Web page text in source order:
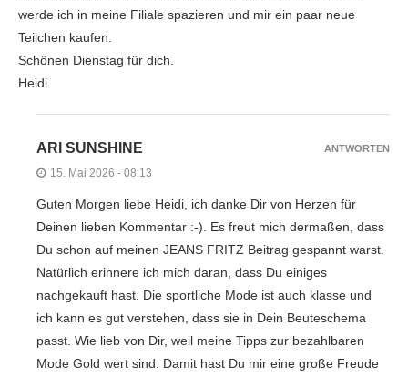
werde ich in meine Filiale spazieren und mir ein paar neue
Teilchen kaufen.
Schönen Dienstag für dich.
Heidi
ARI SUNSHINE
15. Mai 2026 - 08:13
Guten Morgen liebe Heidi, ich danke Dir von Herzen für
Deinen lieben Kommentar :-). Es freut mich dermaßen, dass
Du schon auf meinen JEANS FRITZ Beitrag gespannt warst.
Natürlich erinnere ich mich daran, dass Du einiges
nachgekauft hast. Die sportliche Mode ist auch klasse und
ich kann es gut verstehen, dass sie in Dein Beuteschema
passt. Wie lieb von Dir, weil meine Tipps zur bezahlbaren
Mode Gold wert sind. Damit hast Du mir eine große Freude
ANTWORTEN